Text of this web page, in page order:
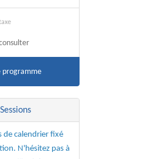
programme
de calendrier fixé
N'hésitez pas à